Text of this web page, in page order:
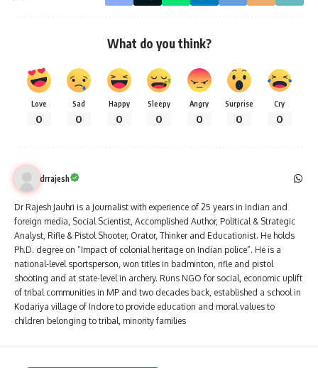
What do you think?
Love
0
Sad
0
Happy
0
Sleepy
0
Angry
0
Surprise
0
Cry
0
drrajesh
Dr Rajesh Jauhri is a Journalist with experience of 25 years in Indian and
foreign media, Social Scientist, Accomplished Author, Political & Strategic
Analyst, Rifle & Pistol Shooter, Orator, Thinker and Educationist. He holds
Ph.D. degree on “Impact of colonial heritage on Indian police”. He is a
national-level sportsperson, won titles in badminton, rifle and pistol
shooting and at state-level in archery. Runs NGO for social, economic uplift
of tribal communities in MP and two decades back, established a school in
Kodariya village of Indore to provide education and moral values to
children belonging to tribal, minority families